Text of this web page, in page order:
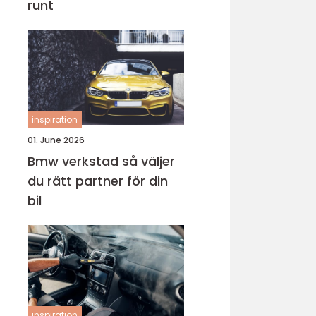
runt
inspiration
01. June 2026
Bmw verkstad så väljer
du rätt partner för din
bil